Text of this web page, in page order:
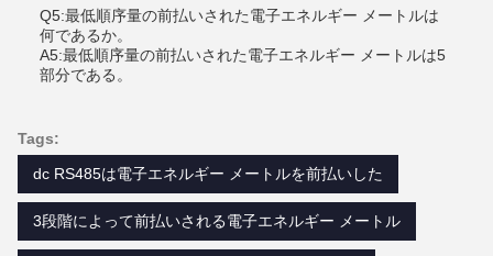
Q5:最低順序量の前払いされた電子エネルギー メートルは
何であるか。
A5:最低順序量の前払いされた電子エネルギー メートルは5
部分である。
Tags:
dc RS485は電子エネルギー メートルを前払いした
3段階によって前払いされる電子エネルギー メートル